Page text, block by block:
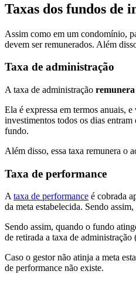
Taxas dos fundos de
Assim como em um condomínio,
devem ser remunerados. Além
Taxa de administração
A taxa de administração remunera
Ela é expressa em termos anuais,
investimentos todos os dias entram
fundo.
Além disso, essa taxa remunera o
Taxa de performance
Ataxa de performance é cobrada
da meta estabelecida. Sendo assim,
Sendo assim, quando o fundo
de retirada a taxa de
Caso o gestor não atinja a meta
de performance não existe.